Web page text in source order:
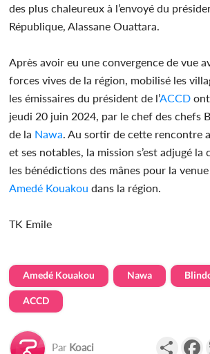
des plus chaleureux à l’envoyé du
République, Alassane Ouattara.
Après avoir eu une convergence de vue
forces vives de la région, mobilisé les
les émissaires du président de l’ACCD
jeudi 20 juin 2024, par le chef des chefs
de la Nawa . Au sortir de cette rencontre
et ses notables, la mission s’est adjugé
les bénédictions des mânes pour la
Amedé Kouakou dans la région.
TK Emile
Amedé Kouakou Nawa
ACCD
Par Koaci